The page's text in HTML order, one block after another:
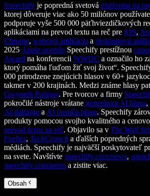
Speechify je popredná svetová platforma na
ktorej dôveruje viac ako 50 miliónov
podporuje vyše 500 000 päťhviezdičkových
aplikáciami na prevod textu na reč pre iOS,
Chrome, webovú aplikáciu a desktopovú
2025 Apple ocenilo Speechify prestížnou
Award na konferencii WWDC a označilo ho
ktorý pomáha ľuďom žiť svoj život“.
000 prirodzene znejúcich hlasov v 60+
takmer v 200 krajinách. Medzi známe hlasy
Gwyneth Paltrow. Pre tvorcov a firmy
pokročilé nástroje vrátane generátora AI hlasu,
AI dabingu a AI meniča hlasu. Speechify
produkty pomocou svojho kvalitného a
prevod textu na reč. Objavilo sa v The Wall
Forbes, TechCrunch a ďalších popredných
médiách. Speechify je najväčší poskytovateľ
na svete. Navštívte speechify.com/news,
speechify.com/press a zistite viac.
Obsah